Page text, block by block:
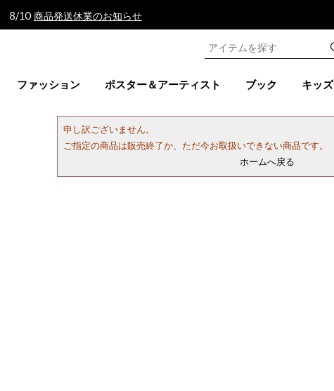
8/10 商品発送休業のお知らせ
ファッション ポスター＆アーティスト ブック キッズ
申し訳ございません。
ご指定の商品は販売終了か、ただ今お取扱いできない商品です。
ホームへ戻る